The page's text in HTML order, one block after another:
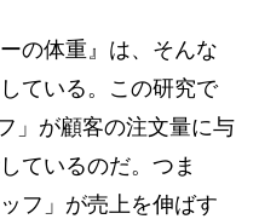
の体重』は、そんな
ている。この研究で
」が顧客の注文量に与
ているのだ。つま
フ」が売上を伸ばす